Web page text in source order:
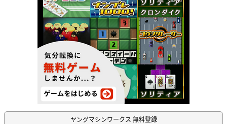
ヤングマシンワークス 無料登録